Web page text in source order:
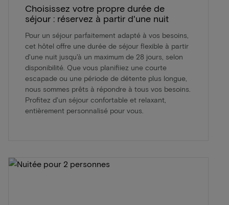
Choisissez votre propre durée de
séjour : réservez à partir d'une nuit
Pour un séjour parfaitement adapté à vos besoins,
cet hôtel offre une durée de séjour flexible à partir
d'une nuit jusqu'à un maximum de 28 jours, selon
disponibilité. Que vous planifiiez une courte
escapade ou une période de détente plus longue,
nous sommes prêts à répondre à tous vos besoins.
Profitez d'un séjour confortable et relaxant,
entièrement personnalisé pour vous.